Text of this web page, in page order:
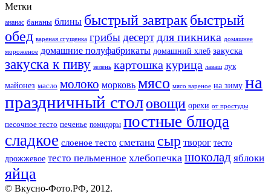
Метки
ананас бананы блины быстрый завтрак быстрый
обед вареная сгущенка грибы десерт для пикника домашнее
мороженое домашние полуфабрикаты домашний хлеб закуска
закуска к пиву зелень картошка курица лаваш лук
майонез масло молоко морковь мясо мясо вареное на зиму на
праздничный столовощи орехи от простуды
песочное тесто печенье помидоры постные блюда
сладкое слоеное тесто сметана сыр творог тесто
дрожжевое тесто пельменное хлебопечка шоколад яблоки
яйца
© Вкусно-Фото.РФ, 2012.